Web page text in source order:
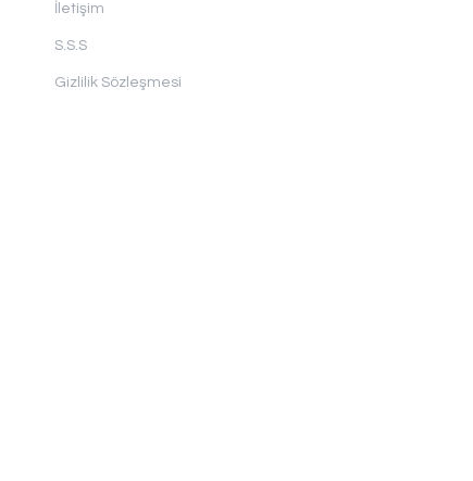
İletişim
S.S.S
Gizlilik Sözleşmesi